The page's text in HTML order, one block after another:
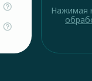
Нажимая